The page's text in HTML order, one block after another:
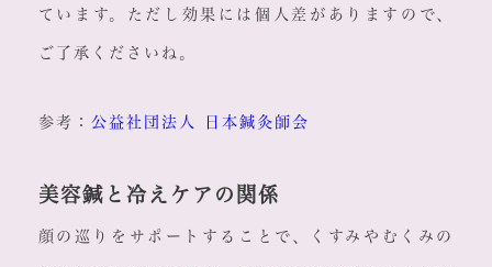
ています。ただし効果には個人差がありますので、
ご了承くださいね。
参考： 公益社団法人 日本鍼灸師会
美容鍼と冷えケアの関係
顔の巡りをサポートすることで、くすみやむくみの